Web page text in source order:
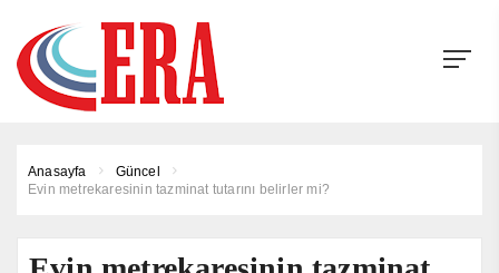
Anasayfa
Güncel
Evin metrekaresinin tazminat tutarını belirler mi?